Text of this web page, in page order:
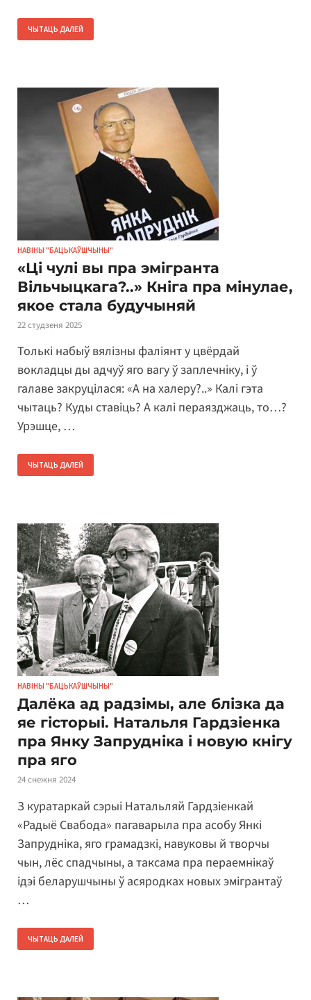
ЧЫТАЦЬ ДАЛЕЙ
НАВІНЫ "БАЦЬКАЎШЧЫНЫ"
«Ці чулі вы пра эмігранта
Вільчыцкага?..» Кніга пра мінулае,
якое стала будучыняй
22 студзеня 2025
Толькі набыў вялізны фаліянт у цвёрдай
вокладцы ды адчуў яго вагу ў заплечніку, і ў
галаве закруцілася: «А на халеру?..» Калі гэта
чытаць? Куды ставіць? А калі пераязджаць, то…?
Урэшце, …
ЧЫТАЦЬ ДАЛЕЙ
НАВІНЫ "БАЦЬКАЎШЧЫНЫ"
Далёка ад радзімы, але блізка да
яе гісторыі. Натальля Гардзіенка
пра Янку Запрудніка і новую кнігу
пра яго
24 снежня 2024
З куратаркай сэрыі Натальляй Гардзіенкай
«Радыё Свабода» пагаварыла пра асобу Янкі
Запрудніка, яго грамадзкі, навуковы й творчы
чын, лёс спадчыны, а таксама пра пераемнікаў
ідэі беларушчыны ў асяродках новых эмігрантаў
…
ЧЫТАЦЬ ДАЛЕЙ